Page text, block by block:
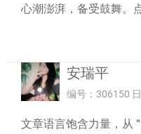
心潮澎湃，备受鼓舞。
安瑞平
编号：306150
文章语言饱含力量，从